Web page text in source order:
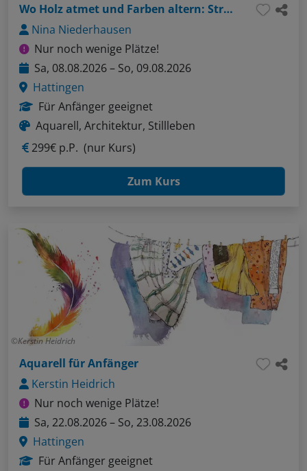
Wo Holz atmet und Farben altern: Strukturen im Aquarell
Nina Niederhausen
Nur noch wenige Plätze!
Sa, 08.08.2026 – So, 09.08.2026
Hattingen
Für Anfänger geeignet
Aquarell, Architektur, Stillleben
299€ p.P. (nur Kurs)
Zum Kurs
Kerstin Heidrich
Aquarell für Anfänger
Kerstin Heidrich
Nur noch wenige Plätze!
Sa, 22.08.2026 – So, 23.08.2026
Hattingen
Für Anfänger geeignet